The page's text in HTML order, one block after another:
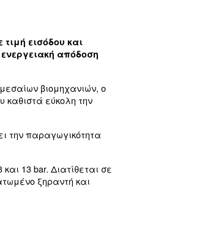
αέρα σε νέα επίπεδα απόδοσης
DRA.Οι κοχλιοφόροι
με τους αεροσυμπιεστές
κινητήρα ώστε να ανταποκρίνεται
και οικονομία κόστους.
πώς μπορούμε να καλύψουμε
σταθερής ταχύτητας σε τιμή
βέλτιστη απόδοση,